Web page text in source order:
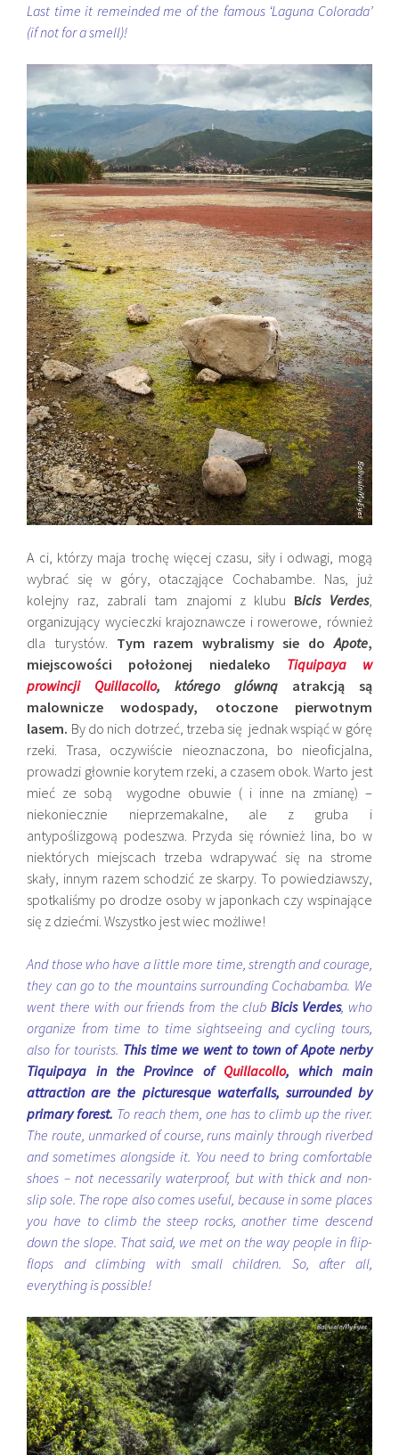
Last time it remeinded me of the famous ‘Laguna Colorada’
(if not for a smell)!
A ci, którzy maja trochę więcej czasu, siły i odwagi, mogą
wybrać się w góry, otacząjące Cochabambe. Nas, już
kolejny raz, zabrali tam znajomi z klubu Bicis Verdes,
organizujący wycieczki krajoznawcze i rowerowe, również
dla turystów. Tym razem wybralismy sie doApote,
miejscowości położonej niedaleko Tiquipaya w
prowincji Quillacollo, którego glównąatrakcją są
malownicze wodospady, otoczone pierwotnym
lasem. By do nich dotrzeć, trzeba się jednak wspiąć w górę
rzeki. Trasa, oczywiście nieoznaczona, bo nieoficjalna,
prowadzi głownie korytem rzeki, a czasem obok. Warto jest
mieć ze sobą wygodne obuwie ( i inne na zmianę) –
niekoniecznie nieprzemakalne, ale z gruba i
antypoślizgową podeszwa. Przyda się również lina, bo w
niektórych miejscach trzeba wdrapywać się na strome
skały, innym razem schodzić ze skarpy. To powiedziawszy,
spotkaliśmy po drodze osoby w japonkach czy wspinające
się z dziećmi. Wszystko jest wiec możliwe!
And those who have a little more time, strength and courage,
they can go to the mountains surrounding Cochabamba. We
went there with our friends from the clubBicis Verdes, who
organize from time to time sightseeing and cycling tours,
also for tourists. This time we went to town of Apote nerby
Tiquipaya in the Province of Quillacollo, which main
attraction are the picturesque waterfalls, surrounded by
primary forest. To reach them, one has to climb up the river.
The route, unmarked of course, runs mainly through riverbed
and sometimes alongside it. You need to bring comfortable
shoes – not necessarily waterproof, but with thick and non-
slip sole. The rope also comes useful, because in some places
you have to climb the steep rocks, another time descend
down the slope. That said, we met on the way people in flip-
flops and climbing with small children. So, after all,
everything is possible!